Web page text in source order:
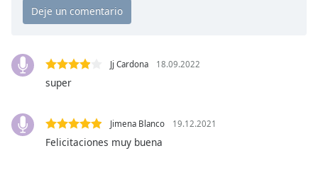
window.
Color
Text
Jj Cardona 18.09.2022
super
Jimena Blanco 19.12.2021
Felicitaciones muy buena